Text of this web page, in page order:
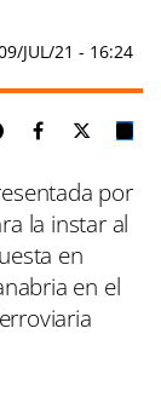
JUL/21 - 16:24
por
la instar al
en
en el